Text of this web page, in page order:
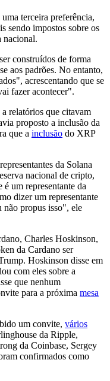
terceira preferência,
sendo impostos sobre os
nacional.
construídos de forma
aos padrões. No entanto,
acrescentando que se
fazer acontecer".
relatórios que citavam
proposto a inclusão da
que a inclusão do XRP
da Solana
nacional de cripto,
um representante da
dizer um representante
propus isso", ele
Charles Hoskinson,
da Cardano ser
Hoskinson disse em
com eles sobre a
que nenhum
para a próxima mesa
um convite, vários
da Ripple,
da Coinbase, Sergey
confirmados como